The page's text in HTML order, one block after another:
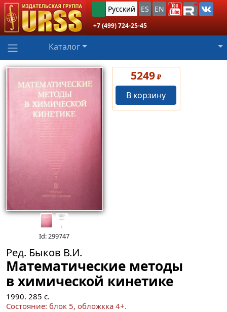
Русский ES EN
+7 (499) 724-25-45
Каталог
Id: 299747
5249 ₽
В корзину
Ред. Быков В.И.
Математические методы
в химической кинетике
1990. 285 с.
Состояние: блок 5, обложкка 4+.